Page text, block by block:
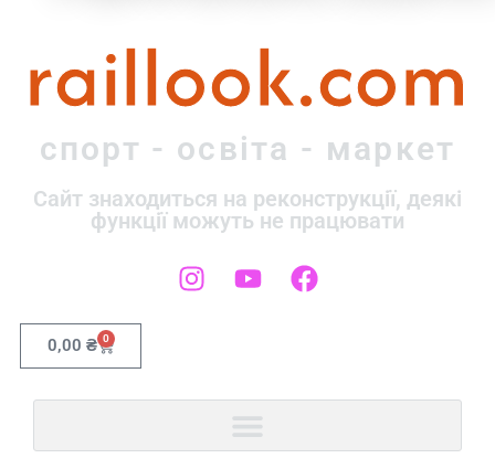
raillook.com
спорт - освіта - маркет
Сайт знаходиться на реконструкції, деякі
функції можуть не працювати
0,00 ₴ 0